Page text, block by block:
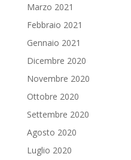
Marzo 2021
Febbraio 2021
Gennaio 2021
Dicembre 2020
Novembre 2020
Ottobre 2020
Settembre 2020
Agosto 2020
Luglio 2020